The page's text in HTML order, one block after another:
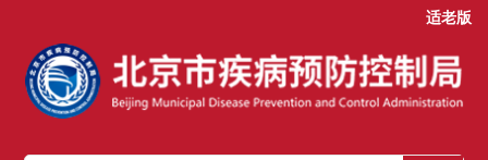
适老版